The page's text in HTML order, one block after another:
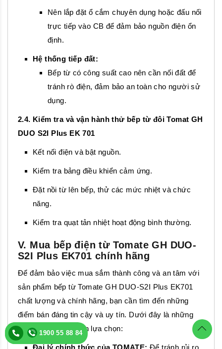
Nên lắp đặt ổ cắm chuyên dụng hoặc đấu nối
trực tiếp vào CB để đảm bảo nguồn điện ổn
định.
Hệ thống tiếp đất:
Bếp từ có công suất cao nên cần nối đất để
tránh rò điện, đảm bảo an toàn cho người sử
dụng.
2.4. Kiểm tra và vận hành thử bếp từ đôi Tomat GH
DUO S2I Plus EK 701
Kết nối điện và bật nguồn.
Kiểm tra bảng điều khiển cảm ứng.
Đặt nồi từ lên bếp, thử các mức nhiệt và chức
năng.
Kiểm tra quạt tản nhiệt hoạt động bình thường.
V. Mua bếp điện từ Tomate GH DUO-
S2I Plus EK701 chính hãng
Để đảm bảo việc mua sắm thành công và an tâm với
sản phẩm bếp từ Tomate GH DUO-S2I Plus EK701
chất lượng và chính hãng, bạn cần tìm đến những
điểm bán đáng tin cậy và uy tín. Dưới đây là những
gợi ý hữu ích để bạn lựa chọn:
Đại lý chính thức của TOMATE: Để tránh rủi ro
1900 55 88 84
1900 55 88 84